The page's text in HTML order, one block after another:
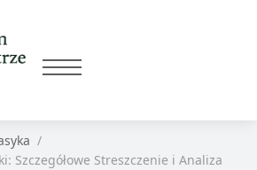
Szczegółowe Streszczenie i Analiza